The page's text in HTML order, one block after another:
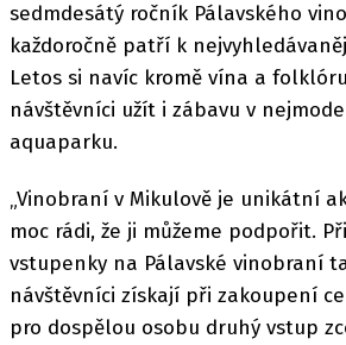
sedmdesátý ročník Pálavského
každoročně patří k
Letos si navíc kromě vína a
návštěvníci užít i zábavu v
aquaparku.
„Vinobraní v Mikulově je unikátní
moc rádi, že ji můžeme podpořit.
vstupenky na Pálavské vinobraní
návštěvníci získají při zakoupení
pro dospělou osobu druhý vstup